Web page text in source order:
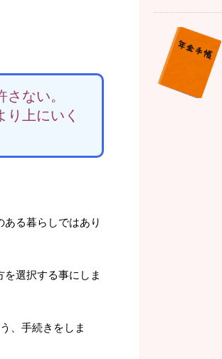
ない。
上にいく
る暮らしではあり
選択する事にしま
、手続きをしま